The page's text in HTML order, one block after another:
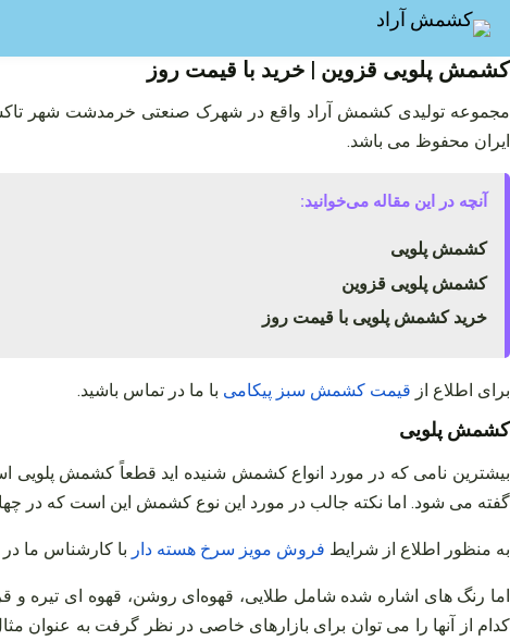
محتوا
کشمش پلویی قزوین | خرید با قیمت روز
مجموعه تولیدی کشمش آراد واقع در شهرک صنعتی خرمدشت شهر
ایران محفوظ می باشد.
آنچه در این مقاله می‌خوانید:
کشمش پلویی
کشمش پلویی قزوین
خرید کشمش پلویی با قیمت روز
برای اطلاع از قیمت کشمش سبز پیکامی با ما در تماس باشید.
کشمش پلویی
بیشترین نامی که در مورد انواع کشمش شنیده‌ اید قطعاً کشمش
گفته می‌ شود. اما نکته جالب در مورد این نوع کشمش این است که در
به منظور اطلاع از شرایط فروش مویز سرخ هسته دار با کارشناس ما در
اما رنگ‌ های اشاره شده شامل طلایی، قهوه‌ای روشن، قهوه‌ ای
کدام از آنها را می‌ توان برای بازارهای خاصی در نظر گرفت به